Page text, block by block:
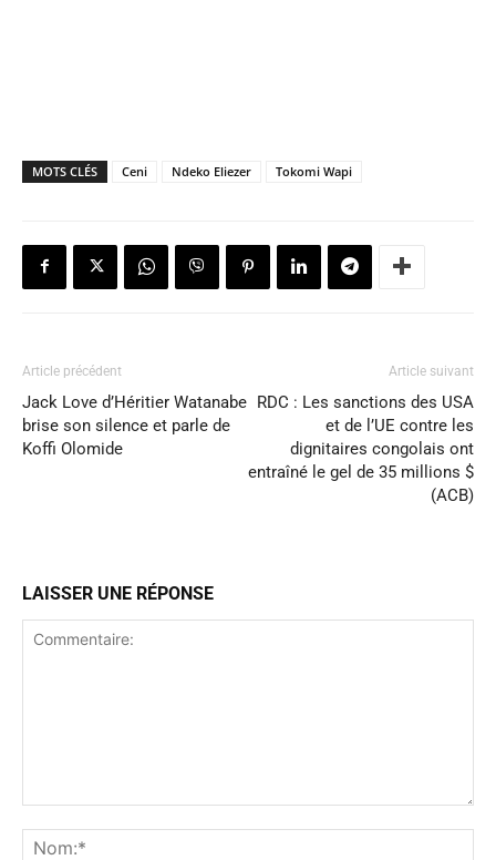
MOTS CLÉS Ceni Ndeko Eliezer Tokomi Wapi
Article précédent
Jack Love d’Héritier Watanabe
brise son silence et parle de
Koffi Olomide
Article suivant
RDC : Les sanctions des USA
et de l’UE contre les
dignitaires congolais ont
entraîné le gel de 35 millions $
(ACB)
LAISSER UNE RÉPONSE